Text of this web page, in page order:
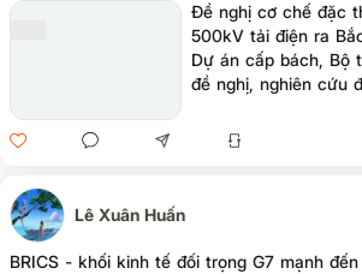
Đề nghị cơ chế đặc
500kV tải điện ra
Dự án cấp bách, Bộ
đề nghị, nghiên cứu
Chính phủ xem xét,
Lê Xuân Huấn
BRICS - khối kinh tế đối trọng G7 mạnh đến